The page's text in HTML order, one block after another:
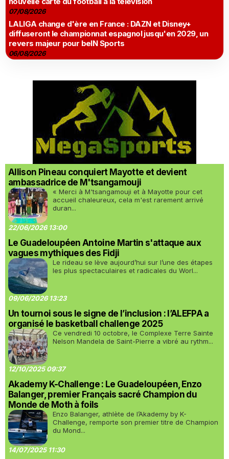
07/08/2026
LALIGA change d'ère en France : DAZN et Disney+
diffuseront le championnat espagnol jusqu'en 2029, un
revers majeur pour beIN Sports
06/08/2026
Allison Pineau conquiert Mayotte et devient
ambassadrice de M'tsangamouji
« Merci à M'tsangamouji et à Mayotte pour cet
accueil chaleureux, cela m'est rarement arrivé
duran...
22/06/2026 13:00
Le Guadeloupéen Antoine Martin s'attaque aux
vagues mythiques des Fidji
Le rideau se lève aujourd’hui sur l’une des étapes
les plus spectaculaires et radicales du Worl...
09/06/2026 13:23
Un tournoi sous le signe de l’inclusion : l’ALEFPA a
organisé le basketball challenge 2025
Ce vendredi 10 octobre, le Complexe Terre Sainte
Nelson Mandela de Saint-Pierre a vibré au rythm...
12/10/2025 09:37
Akademy K-Challenge : Le Guadeloupéen, Enzo
Balanger, premier Français sacré Champion du
Monde de Moth à foils
Enzo Balanger, athlète de l’Akademy by K-
Challenge, remporte son premier titre de Champion
du Mond...
14/07/2025 11:30